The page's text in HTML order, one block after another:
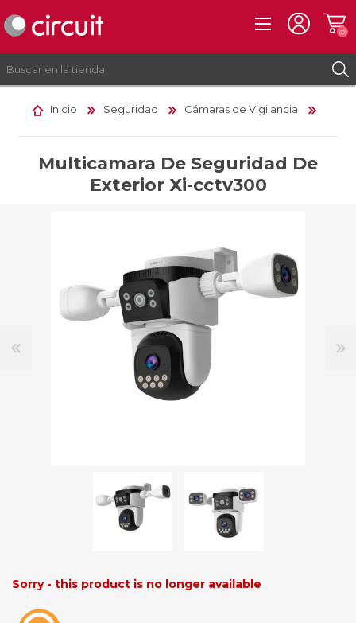
INICIAR SESIÓN
(0)
Inicio Seguridad Cámaras de Vigilancia
Multicamara De Seguridad De
Exterior Xi-cctv300
Sorry - this product is no longer available